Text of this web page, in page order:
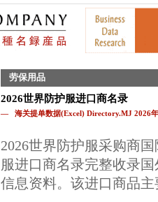
劳保用品
2026世界防护服进口商名录
— 海关提单数据(Excel) Directory.MJ 2026
2026世界防护服采购商
服进口商名录完整收录
信息资料。该进口商品